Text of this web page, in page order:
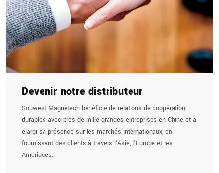
Devenir notre distributeur
Souwest Magnetech bénéficie de relations de coopération
durables avec près de mille grandes entreprises en Chine et a
élargi sa présence sur les marchés internationaux, en
fournissant des clients à travers l'Asie, l'Europe et les
Amériques.